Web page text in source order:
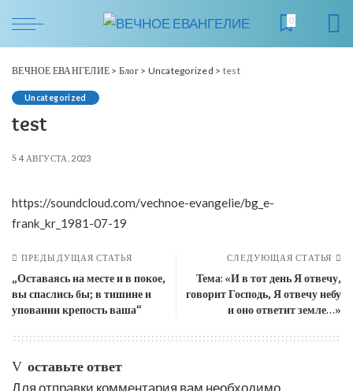
0
ВЕЧНОЕ ЕВАНГЕЛИЕ > Блог> Uncategorized > test
Uncategorized
test
4 АВГУСТА, 2023
https://soundcloud.com/vechnoe-evangelie/bg_e-
frank_kr_1981-07-19
ПРЕДЫДУЩАЯ СТАТЬЯ
„Оставаясь на месте и в покое,
вы спаслись бы; в тишине и
уповании крепость ваша“
СЛЕДУЮЩАЯ СТАТЬЯ
Тема: «И в тот день Я отвечу,
говорит Господь, Я отвечу небу
и оно ответит земле…»
оставьте ответ